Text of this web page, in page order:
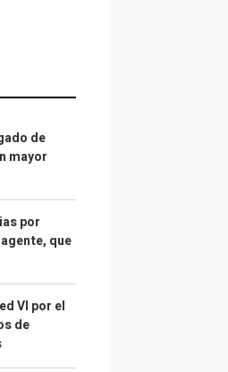
de
mayor
por
que
VI por el
de